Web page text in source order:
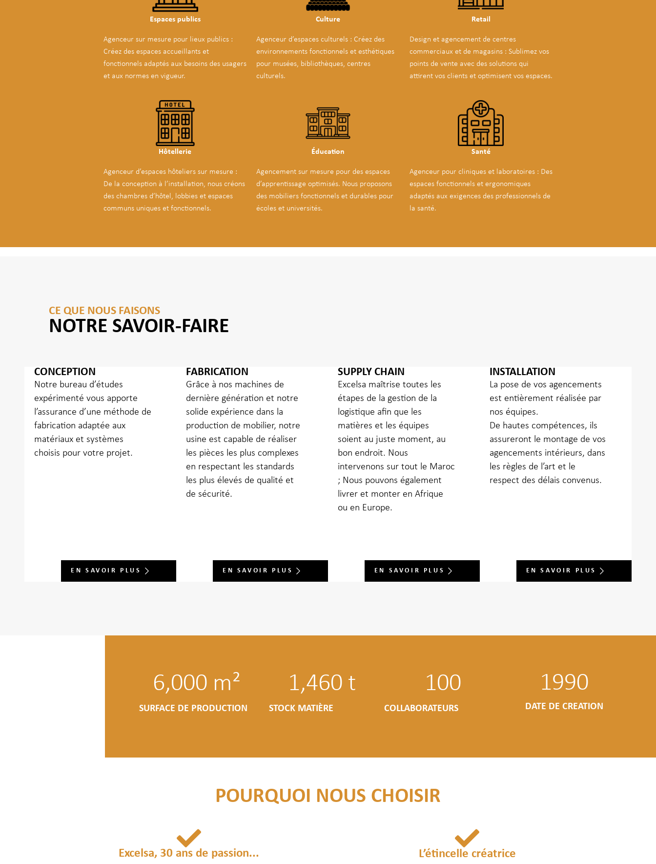
Espaces publics
Agenceur sur mesure pour lieux publics :
Créez des espaces accueillants et
fonctionnels adaptés aux besoins des usagers
et aux normes en vigueur.
Culture
Agenceur d’espaces culturels : Créez des
environnements fonctionnels et esthétiques
pour musées, bibliothèques, centres
culturels.
Retail
Design et agencement de centres
commerciaux et de magasins : Sublimez vos
points de vente avec des solutions qui
attirent vos clients et optimisent vos espaces.
Hôtellerie
Agenceur d’espaces hôteliers sur mesure :
De la conception à l’installation, nous créons
des chambres d’hôtel, lobbies et espaces
communs uniques et fonctionnels.
Éducation
Agencement sur mesure pour des espaces
d’apprentissage optimisés. Nous proposons
des mobiliers fonctionnels et durables pour
écoles et universités.
Santé
Agenceur pour cliniques et laboratoires : Des
espaces fonctionnels et ergonomiques
adaptés aux exigences des professionnels de
la santé.
CE QUE NOUS FAISONS
NOTRE SAVOIR-FAIRE
CONCEPTION
Notre bureau d’études
expérimenté vous apporte
l’assurance d’une méthode de
fabrication adaptée aux
matériaux et systèmes
choisis pour votre projet.
EN SAVOIR PLUS
FABRICATION
Grâce à nos machines de
dernière génération et notre
solide expérience dans la
production de mobilier, notre
usine est capable de réaliser
les pièces les plus complexes
en respectant les standards
les plus élevés de qualité et
de sécurité.
EN SAVOIR PLUS
SUPPLY CHAIN
Excelsa maîtrise toutes les
étapes de la gestion de la
logistique afin que les
matières et les équipes
soient au juste moment, au
bon endroit. Nous
intervenons sur tout le Maroc
; Nous pouvons également
livrer et monter en Afrique
ou en Europe.
EN SAVOIR PLUS
INSTALLATION
La pose de vos agencements
est entièrement réalisée par
nos équipes.
De hautes compétences, ils
assureront le montage de vos
agencements intérieurs, dans
les règles de l’art et le
respect des délais convenus.
EN SAVOIR PLUS
SURFACE DE PRODUCTION
6,000 m²
STOCK MATIÈRE
1,460 t
COLLABORATEURS
100 1990
DATE DE CREATION
POURQUOI NOUS CHOISIR
Excelsa, 30 ans de passion... L’étincelle créatrice